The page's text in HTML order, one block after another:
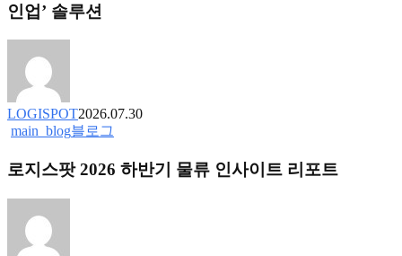
부
신
–
인업’ 솔루션
LOGISPOT2026.07.30
main_blog블로그
스
로지스팟 2026 하반기 물류 인사이트 리포트